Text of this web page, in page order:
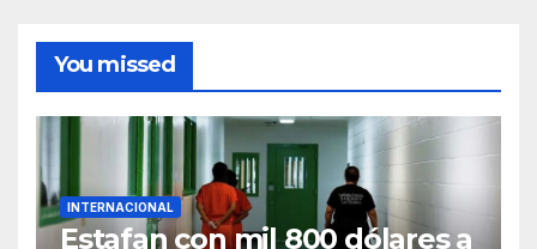
You missed
INTERNACIONAL
Estafan con mil 800 dólares a